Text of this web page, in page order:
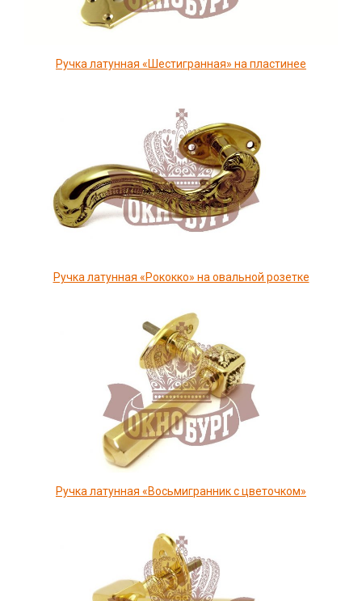
Ручка латунная «Шестигранная» на пластинее
Ручка латунная «Рококко» на овальной розетке
Ручка латунная «Восьмигранник с цветочком»